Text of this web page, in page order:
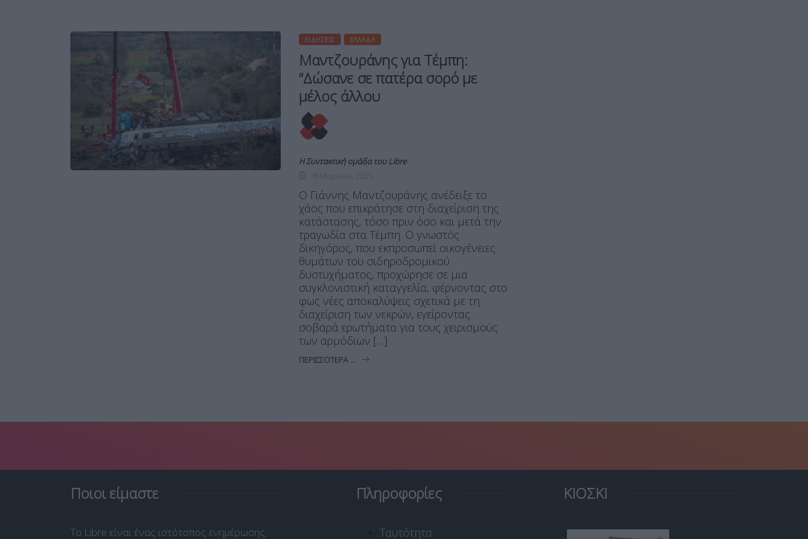
ΕΙΔΉΣΕΙΣ ΕΛΛΆΔΑ
Μαντζουράνης για Τέμπη:
“Δώσανε σε πατέρα σορό με
μέλος άλλου
Η Συντακτική ομάδα του Libre
Ο Γιάννης Μαντζουράνης ανέδειξε το
χάος που επικράτησε στη διαχείριση της
κατάστασης, τόσο πριν όσο και μετά την
τραγωδία στα Τέμπη. Ο γνωστός
δικηγόρος, που εκπροσωπεί οικογένειες
θυμάτων του σιδηροδρομικού
δυστυχήματος, προχώρησε σε μια
συγκλονιστική καταγγελία, φέρνοντας στο
φως νέες αποκαλύψεις σχετικά με τη
διαχείριση των νεκρών, εγείροντας
σοβαρά ερωτήματα για τους χειρισμούς
των αρμόδιων […]
ΠΕΡΙΣΣΌΤΕΡΑ ...
Ποιοι είμαστε
Το Libre είναι ένας ιστότοπος ενημέρωσης
Πληροφορίες
Ταυτότητα
ΚΙΟΣΚΙ